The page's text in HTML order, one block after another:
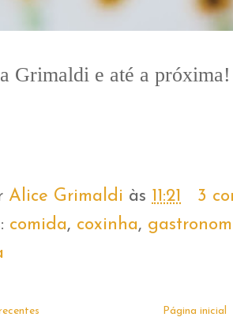
Grimaldi e até a próxima!
Alice Grimaldi às 11:21
3
comida, coxinha,
Página inicial